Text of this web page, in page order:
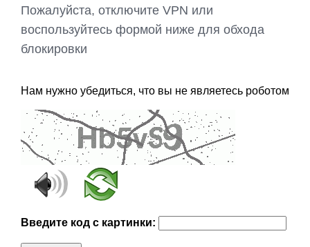
Пожалуйста, отключите VPN или
воспользуйтесь формой ниже для обхода
блокировки
Нам нужно убедиться, что вы не являетесь роботом
Введите код с картинки: